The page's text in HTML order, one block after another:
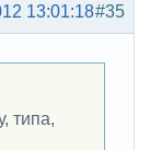
#35
13:01:18
типа,